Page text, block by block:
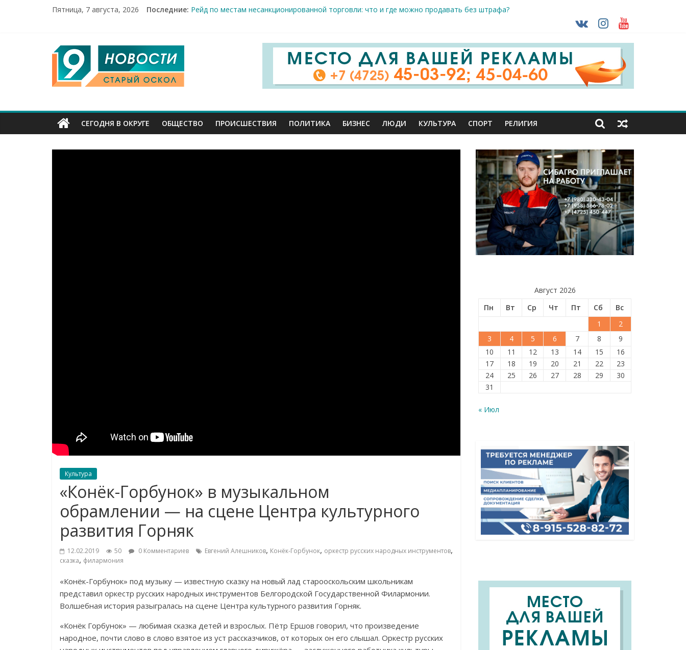
Пятница, 7 августа, 2026 Последние: Рейд по местам несанкционированной торговли: что и где можно продавать без штрафа?
100%-я раскрываемость особо тяжких преступлений: в Старооскольском отделе СК подвели итоги первого полугодия
Новое сердце: старооскольский тренер Георгий Золотых нуждается в срочной трансплантации
9
Канал
Старый
Оскол
СЕГОДНЯ В ОКРУГЕ ОБЩЕСТВО ПРОИСШЕСТВИЯ ПОЛИТИКА БИЗНЕС ЛЮДИ КУЛЬТУРА СПОРТ РЕЛИГИЯ
Культура
«Конёк-Горбунок» в музыкальном
обрамлении — на сцене Центра культурного
развития Горняк
12.02.2019 50 0 Комментариев Евгений Алешников, Конёк-Горбунок, оркестр русских народных инструментов,
сказка, филармония
«Конёк-Горбунок» под музыку — известную сказку на новый лад старооскольским школьникам
представил оркестр русских народных инструментов Белгородской Государственной Филармонии.
Волшебная история разыгралась на сцене Центра культурного развития Горняк.
«Конёк Горбунок» — любимая сказка детей и взрослых. Пётр Ершов говорил, что произведение
народное, почти слово в слово взятое из уст рассказчиков, от которых он его слышал. Оркестр русских
Август 2026
Пн
Вт Ср Чт Пт Сб
Вс
1
2
3
4 5 6 7 8
9
10
11 12 13 14 15
16
17
18 19 20 21 22
23
24
25 26 27 28 29
30
31
« Июл